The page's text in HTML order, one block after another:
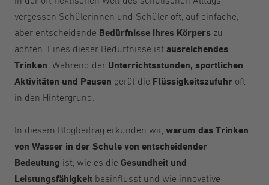
vergessen Schülerinnen und Schüler oft, auf einfache,
aber entscheidende Bedürfnisse ihres Körpers zu
achten. Eines dieser Bedürfnisse ist ausreichendes
Trinken . Während der Unterrichtsstunden, sportlichen
Aktivitäten und Pausen gerät die Flüssigkeitszufuhr oft
in den Hintergrund.
In diesem Blogbeitrag erkunden wir, warum das Trinken
von Wasser in der Schule von entscheidender
Bedeutung ist, wie es die Gesundheit und
Leistungsfähigkeit beeinflusst und wie innovative